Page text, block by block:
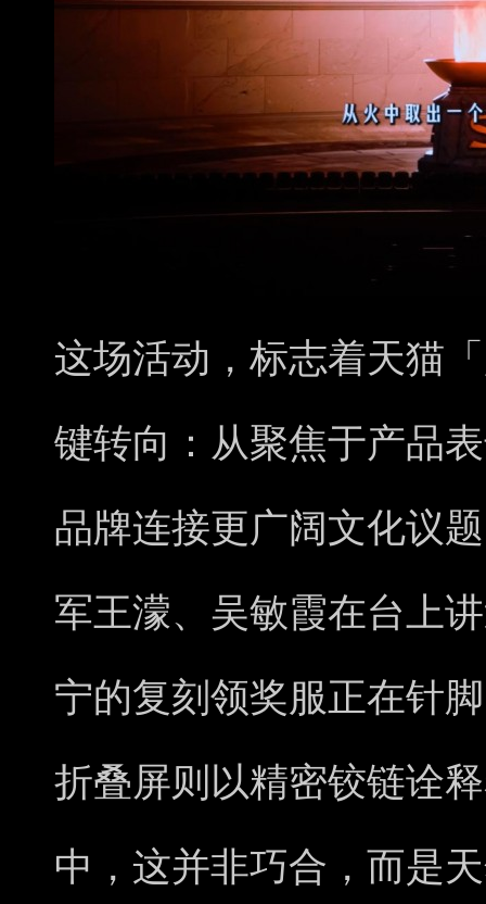
这场活动，标志着天猫
键转向：从聚焦于产品
品牌连接更广阔文化议
军王濛、吴敏霞在台上
宁的复刻领奖服正在针
折叠屏则以精密铰链诠
中，这并非巧合，而是